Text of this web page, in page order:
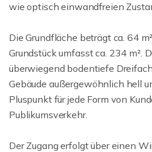
wie optisch einwandfreien
Die Grundfläche beträgt ca. 64
Grundstück umfasst ca. 234 m².
überwiegend bodentiefe
Gebäude außergewöhnlich hell
Pluspunkt für jede Form von
Publikumsverkehr.
Der Zugang erfolgt über einen